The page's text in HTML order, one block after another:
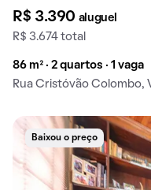
R$ 3.390 aluguel
R$ 3.674 total
86 m² · 2 quartos · 1 vaga
Rua Cristóvão Colombo,
Baixou o preço